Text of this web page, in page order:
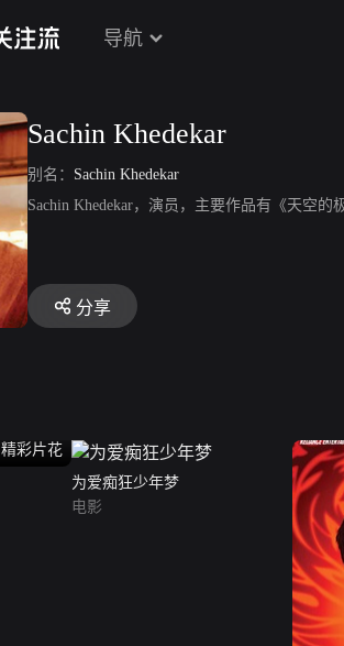
导航
Sachin Khedekar
别名： Sachin Khedekar
Sachin Khedekar，演员，主要作品有《天空
分享
精彩片花
为爱痴狂少年梦
电影